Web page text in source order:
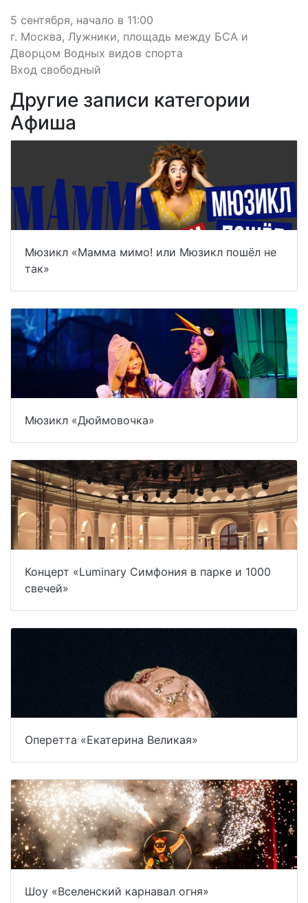
5 сентября, начало в 11:00
г. Москва, Лужники, площадь между БСА и
Дворцом Водных видов спорта
Вход свободный
Другие записи категории
Афиша
Мюзикл «Мамма мимо! или Мюзикл пошёл не
так»
Мюзикл «Дюймовочка»
Концерт «Luminary Симфония в парке и 1000
свечей»
Оперетта «Екатерина Великая»
Шоу «Вселенский карнавал огня»